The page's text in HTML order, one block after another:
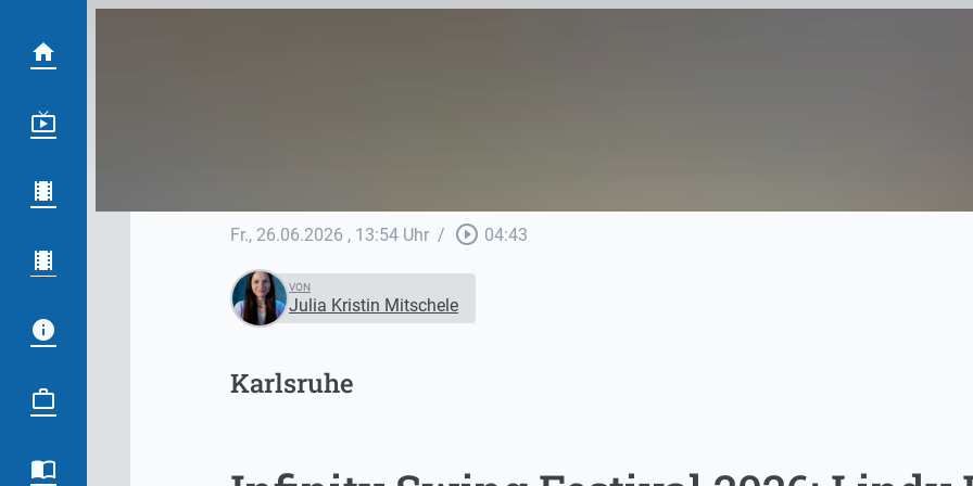
Fr., 26.06.2026 , 13:54 Uhr / play_circle_outline 04:43
VON
Julia Kristin Mitschele
Karlsruhe